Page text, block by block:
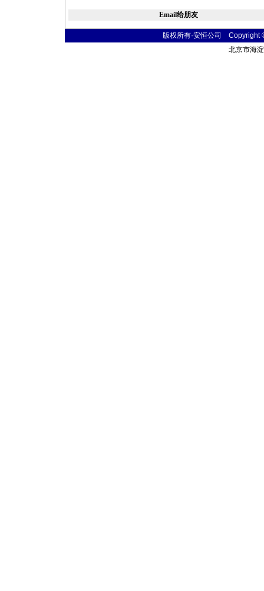
Email给朋友
版权所有·安恒公司
北京市海